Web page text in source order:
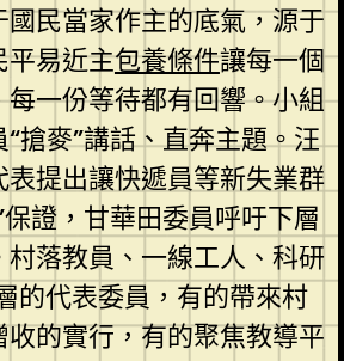
民當家作主的底氣，源于
平易近主包養條件讓每一個
一份等待都有回響。小組
搶麥”講話、直奔主題。汪
表提出讓快遞員等新失業群
證，甘華田委員呼吁下層
落教員、一線工人、科研
的代表委員，有的帶來村
的實行，有的聚焦教導平